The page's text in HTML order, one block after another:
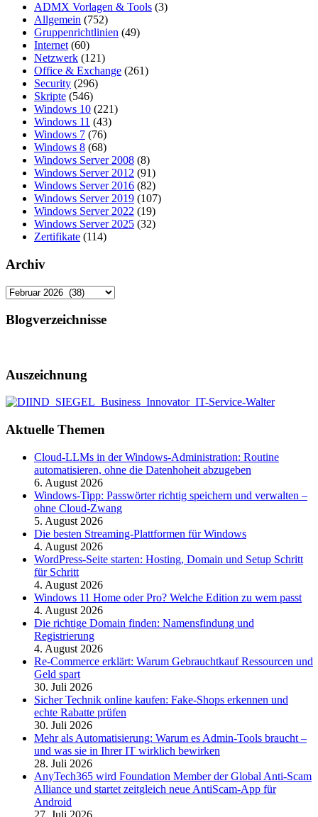
ADMX Vorlagen & Tools (3)
Allgemein (752)
Gruppenrichtlinien (49)
Internet (60)
Netzwerk (121)
Office & Exchange (261)
Security (296)
Skripte (546)
Windows 10 (221)
Windows 11 (43)
Windows 7 (76)
Windows 8 (68)
Windows Server 2008 (8)
Windows Server 2012 (91)
Windows Server 2016 (82)
Windows Server 2019 (107)
Windows Server 2022 (19)
Windows Server 2025 (32)
Zertifikate (114)
Archiv
Archiv
Blogverzeichnisse
Auszeichnung
Aktuelle Themen
Cloud-LLMs in der Windows-Administration: Routine
automatisieren, ohne die Datenhoheit abzugeben
6. August 2026
Windows-Tipp: Passwörter richtig speichern und verwalten –
ohne Cloud-Zwang
5. August 2026
Die besten Streaming-Plattformen für Windows
4. August 2026
WordPress-Seite starten: Hosting, Domain und Setup Schritt
für Schritt
4. August 2026
Windows 11 Home oder Pro? Welche Edition zu wem passt
4. August 2026
Die richtige Domain finden: Namensfindung und
Registrierung
4. August 2026
Re-Commerce erklärt: Warum Gebrauchtkauf Ressourcen und
Geld spart
30. Juli 2026
Sicher Technik online kaufen: Fake-Shops erkennen und
echte Rabatte prüfen
30. Juli 2026
Mehr als Automatisierung: Warum es Admin-Tools braucht –
und was sie in Ihrer IT wirklich bewirken
28. Juli 2026
AnyTech365 wird Foundation Member der Global Anti-Scam
Alliance und startet zeitgleich neue AntiScam-App für
Android
27. Juli 2026